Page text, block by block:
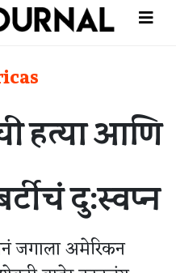
हत्या आणि
दु:स्वप्न
जगाला अमेरिकन